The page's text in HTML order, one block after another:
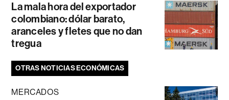
La mala hora del exportador
colombiano: dólar barato,
aranceles y fletes que no dan
tregua
OTRAS NOTICIAS ECONÓMICAS
MERCADOS